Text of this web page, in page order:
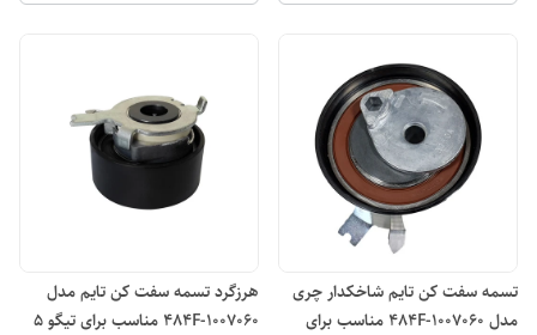
تسمه سفت کن تایم شاخکدار چری
مدل 484F-1007060 مناسب برای
هرزگرد تسمه سفت کن تایم مدل
484F-1007060 مناسب برای تیگو 5